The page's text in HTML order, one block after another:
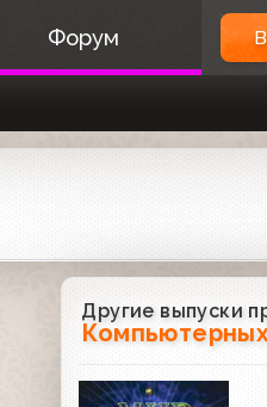
Форум
Другие выпуски